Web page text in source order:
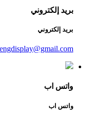
بريد إلكتروني
بريد إلكتروني
واتس اب
واتس اب